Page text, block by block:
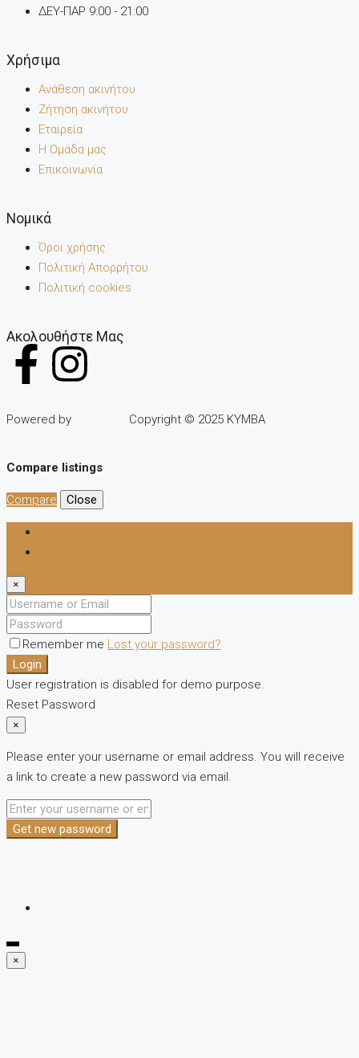
ΔΕΥ-ΠΑΡ 9:00 - 21:00
Χρήσιμα
Ανάθεση ακινήτου
Ζήτηση ακινήτου
Εταιρεία
Η Ομάδα μας
Επικοινωνία
Noμικά
Όροι χρήσης
Πολιτική Απορρήτου
Πολιτική cookies
Ακολουθήστε Μας
Powered by Copyright © 2025 KYMBA
Compare listings
Compare Close
×
Remember me Lost your password?
Login
User registration is disabled for demo purpose.
Reset Password
×
Please enter your username or email address. You will receive
a link to create a new password via email.
Get new password
×